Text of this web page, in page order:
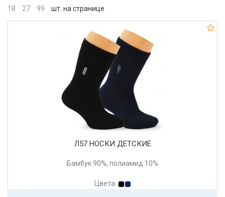
18
27 99 шт. на странице
Л57 НОСКИ ДЕТСКИЕ
Бамбук 90%, полиамид 10%
Цвета: